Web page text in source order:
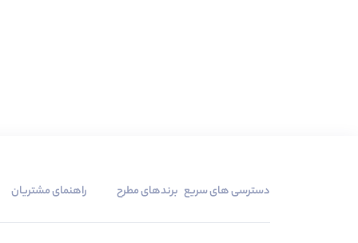
دسترسی های سریع برندهای مطرح راهنمای مشتریان